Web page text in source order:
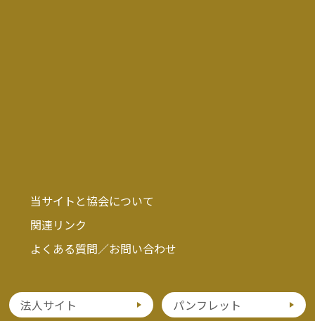
当サイトと協会について
関連リンク
よくある質問／お問い合わせ
法人サイト パンフレット